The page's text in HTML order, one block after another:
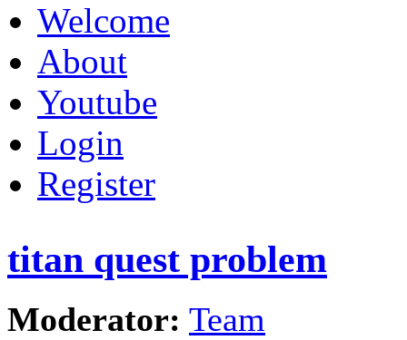
Welcome
About
Youtube
Login
Register
titan quest problem
Moderator: Team